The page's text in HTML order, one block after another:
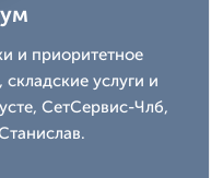
и приоритетное
услуги и
СетСервис-Члб,